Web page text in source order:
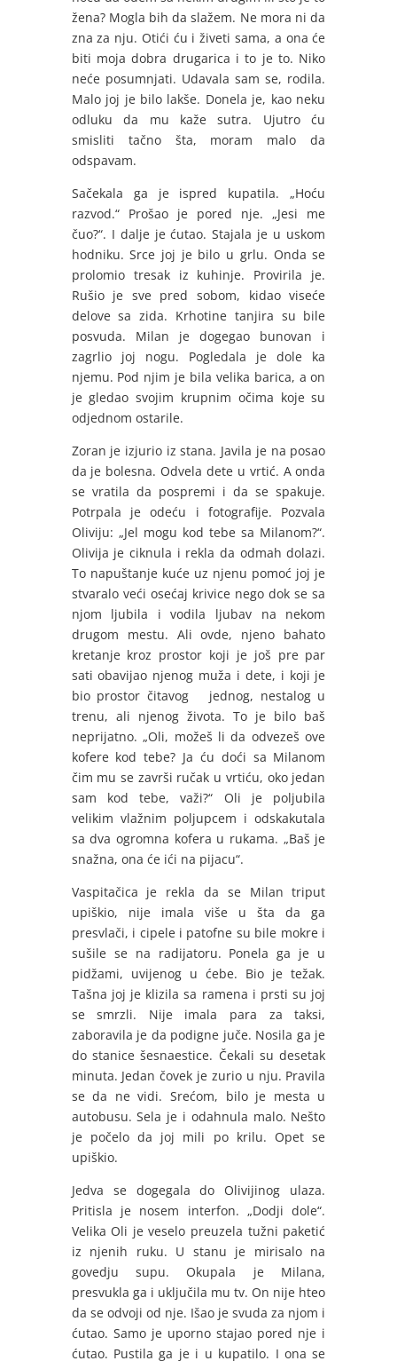
žena? Mogla bih da slažem. Ne mora ni da
zna za nju. Otići ću i živeti sama, a ona će
biti moja dobra drugarica i to je to. Niko
neće posumnjati. Udavala sam se, rodila.
Malo joj je bilo lakše. Donela je, kao neku
odluku da mu kaže sutra. Ujutro ću
smisliti tačno šta, moram malo da
odspavam.
Sačekala ga je ispred kupatila. „Hoću
razvod.“ Prošao je pored nje. „Jesi me
čuo?“. I dalje je ćutao. Stajala je u uskom
hodniku. Srce joj je bilo u grlu. Onda se
prolomio tresak iz kuhinje. Provirila je.
Rušio je sve pred sobom, kidao viseće
delove sa zida. Krhotine tanjira su bile
posvuda. Milan je dogegao bunovan i
zagrlio joj nogu. Pogledala je dole ka
njemu. Pod njim je bila velika barica, a on
je gledao svojim krupnim očima koje su
odjednom ostarile.
Zoran je izjurio iz stana. Javila je na posao
da je bolesna. Odvela dete u vrtić. A onda
se vratila da pospremi i da se spakuje.
Potrpala je odeću i fotografije. Pozvala
Oliviju: „Jel mogu kod tebe sa Milanom?“.
Olivija je ciknula i rekla da odmah dolazi.
To napuštanje kuće uz njenu pomoć joj je
stvaralo veći osećaj krivice nego dok se sa
njom ljubila i vodila ljubav na nekom
drugom mestu. Ali ovde, njeno bahato
kretanje kroz prostor koji je još pre par
sati obavijao njenog muža i dete, i koji je
bio prostor čitavog jednog, nestalog u
trenu, ali njenog života. To je bilo baš
neprijatno. „Oli, možeš li da odvezeš ove
kofere kod tebe? Ja ću doći sa Milanom
čim mu se završi ručak u vrtiću, oko jedan
sam kod tebe, važi?“ Oli je poljubila
velikim vlažnim poljupcem i odskakutala
sa dva ogromna kofera u rukama. „Baš je
snažna, ona će ići na pijacu“.
Vaspitačica je rekla da se Milan triput
upiškio, nije imala više u šta da ga
presvlači, i cipele i patofne su bile mokre i
sušile se na radijatoru. Ponela ga je u
pidžami, uvijenog u ćebe. Bio je težak.
Tašna joj je klizila sa ramena i prsti su joj
se smrzli. Nije imala para za taksi,
zaboravila je da podigne juče. Nosila ga je
do stanice šesnaestice. Čekali su desetak
minuta. Jedan čovek je zurio u nju. Pravila
se da ne vidi. Srećom, bilo je mesta u
autobusu. Sela je i odahnula malo. Nešto
je počelo da joj mili po krilu. Opet se
upiškio.
Jedva se dogegala do Olivijinog ulaza.
Pritisla je nosem interfon. „Dodji dole“.
Velika Oli je veselo preuzela tužni paketić
iz njenih ruku. U stanu je mirisalo na
govedju supu. Okupala je Milana,
presvukla ga i uključila mu tv. On nije hteo
da se odvoji od nje. Išao je svuda za njom i
ćutao. Samo je uporno stajao pored nje i
ćutao. Pustila ga je i u kupatilo. I ona se